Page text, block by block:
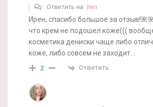
Ответить на Iren
Ирен, спасибо большое за
что крем не подошел коже(((
косметика дениски чаще либо
коже, либо совсем не заходит…
2 Ответить